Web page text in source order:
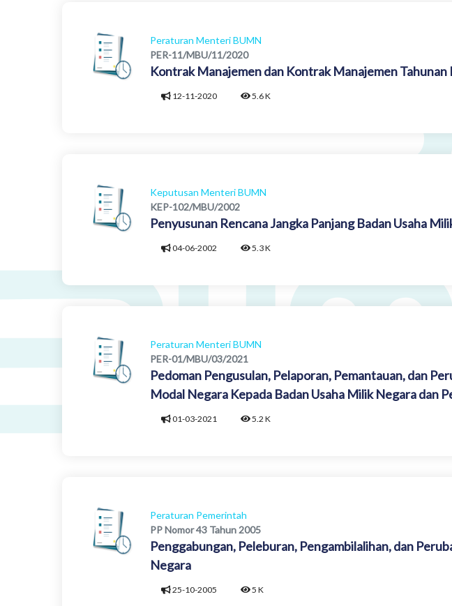
Peraturan Menteri BUMN
PER-11/MBU/11/2020
Kontrak Manajemen dan Kontrak Manajemen
12-11-2020 5.6 K
Keputusan Menteri BUMN
KEP-102/MBU/2002
Penyusunan Rencana Jangka Panjang Badan Usaha
04-06-2002 5.3 K
Peraturan Menteri BUMN
PER-01/MBU/03/2021
Pedoman Pengusulan, Pelaporan, Pemantauan, dan
Modal Negara Kepada Badan Usaha Milik Negara dan
01-03-2021 5.2 K
Peraturan Pemerintah
PP Nomor 43 Tahun 2005
Penggabungan, Peleburan, Pengambilalihan, dan
Negara
25-10-2005 5 K